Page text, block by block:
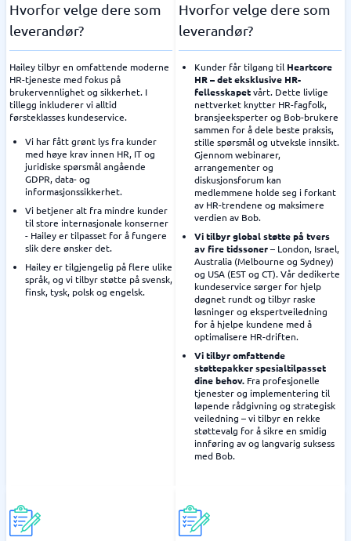
Hvorfor velge dere som
leverandør?
Hailey tilbyr en omfattende moderne
HR-tjeneste med fokus på
brukervennlighet og sikkerhet. I
tillegg inkluderer vi alltid
førsteklasses kundeservice.
Vi har fått grønt lys fra kunder
med høye krav innen HR, IT og
juridiske spørsmål angående
GDPR, data- og
informasjonssikkerhet.
Vi betjener alt fra mindre kunder
til store internasjonale konserner
- Hailey er tilpasset for å fungere
slik dere ønsker det.
Hailey er tilgjengelig på flere ulike
språk, og vi tilbyr støtte på svensk,
finsk, tysk, polsk og engelsk.
Hvorfor velge dere som
leverandør?
Kunder får tilgang til Heartcore
HR – det eksklusive HR-
fellesskapetvårt. Dette livlige
nettverket knytter HR-fagfolk,
bransjeeksperter og Bob-brukere
sammen for å dele beste praksis,
stille spørsmål og utveksle innsikt.
Gjennom webinarer,
arrangementer og
diskusjonsforum kan
medlemmene holde seg i forkant
av HR-trendene og maksimere
verdien av Bob.
Vi tilbyr global støtte på tvers
av fire tidssoner– London, Israel,
Australia (Melbourne og Sydney)
og USA (EST og CT). Vår dedikerte
kundeservice sørger for hjelp
døgnet rundt og tilbyr raske
løsninger og ekspertveiledning
for å hjelpe kundene med å
optimalisere HR-driften.
Vi tilbyr omfattende
støttepakker spesialtilpasset
dine behov. Fra profesjonelle
tjenester og implementering til
løpende rådgivning og strategisk
veiledning – vi tilbyr en rekke
støttevalg for å sikre en smidig
innføring av og langvarig suksess
med Bob.